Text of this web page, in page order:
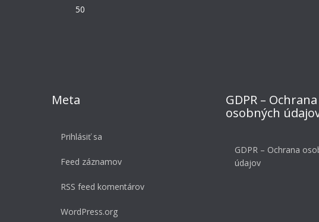
50
Meta
Prihlásiť sa
Feed záznamov
RSS feed komentárov
WordPress.org
GDPR – Ochrana
osobných
GDPR – Ochrana
údajov